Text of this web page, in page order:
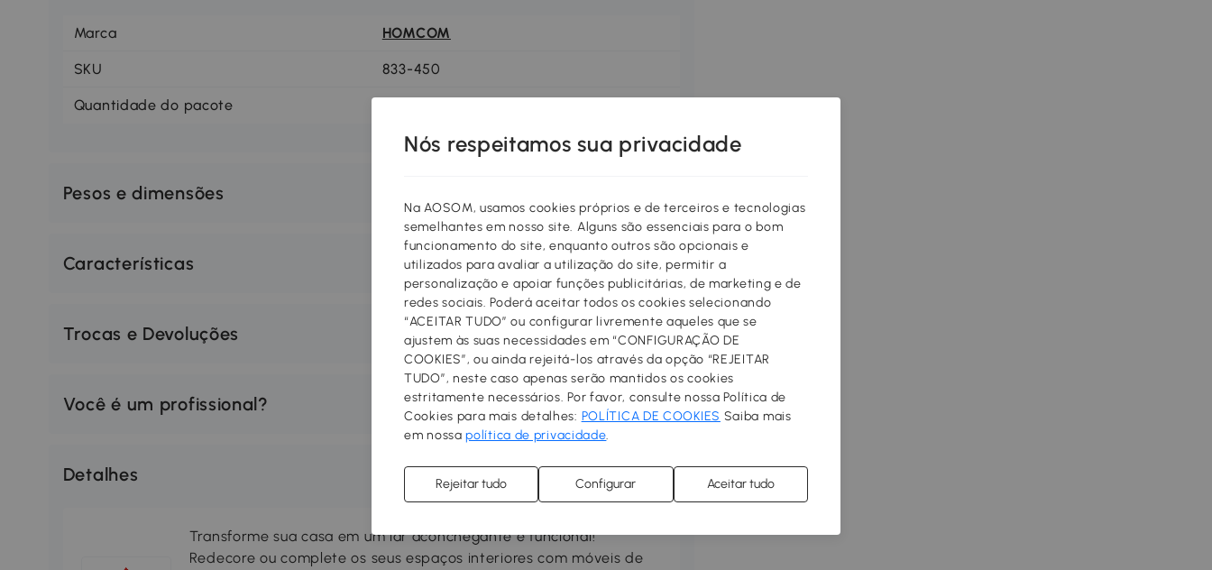
Marca HOMCOM
SKU 833-450
Quantidade do pacote
Pesos e dimensões
Características
Trocas e Devoluções
Você é um profissional?
Detalhes
Transforme sua casa em um lar aconchegante e funcional!
Redecore ou complete os seus espaços interiores com móveis de
Nós respeitamos sua privacidade
Na AOSOM, usamos cookies próprios e de terceiros e tecnologias
semelhantes em nosso site. Alguns são essenciais para o bom
funcionamento do site, enquanto outros são opcionais e
utilizados para avaliar a utilização do site, permitir a
personalização e apoiar funções publicitárias, de marketing e de
redes sociais. Poderá aceitar todos os cookies selecionando
“ACEITAR TUDO” ou configurar livremente aqueles que se
ajustem às suas necessidades em “CONFIGURAÇÃO DE
COOKIES”, ou ainda rejeitá-los através da opção “REJEITAR
TUDO”, neste caso apenas serão mantidos os cookies
estritamente necessários. Por favor, consulte nossa Política de
Cookies para mais detalhes: POLÍTICA DE COOKIES Saiba mais
em nossapolítica de privacidade.
Rejeitar tudo Configurar Aceitar tudo